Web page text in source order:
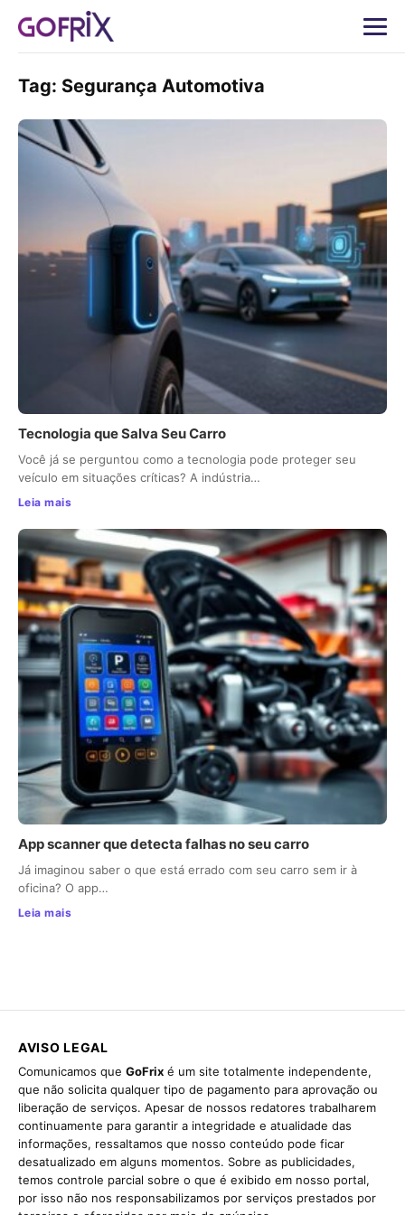
Tag: Segurança Automotiva
Tecnologia que Salva Seu Carro
Você já se perguntou como a tecnologia pode proteger seu
veículo em situações críticas? A indústria…
Leia mais
App scanner que detecta falhas no seu carro
Já imaginou saber o que está errado com seu carro sem ir à
oficina? O app…
Leia mais
AVISO LEGAL
Comunicamos que GoFrix é um site totalmente independente,
que não solicita qualquer tipo de pagamento para aprovação ou
liberação de serviços. Apesar de nossos redatores trabalharem
continuamente para garantir a integridade e atualidade das
informações, ressaltamos que nosso conteúdo pode ficar
desatualizado em alguns momentos. Sobre as publicidades,
temos controle parcial sobre o que é exibido em nosso portal,
por isso não nos responsabilizamos por serviços prestados por